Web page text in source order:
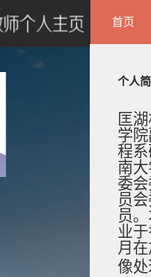
首页
个人
匡
学
程
南
委
员
员
业
月
像